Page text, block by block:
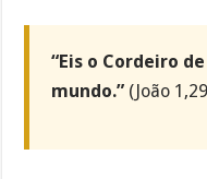
“Eis o Cordeiro
mundo.” (João